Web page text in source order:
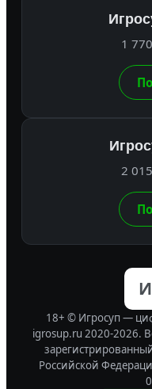
1
2
18+ © Игросуп —
igrosup.ru 2020-2026.
Российской